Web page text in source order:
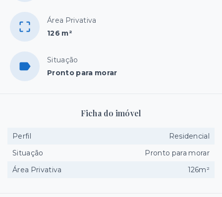
Área Privativa
126 m²
Situação
Pronto para morar
Ficha do imóvel
Perfil
Residencial
Situação
Pronto para morar
Área Privativa
126m²